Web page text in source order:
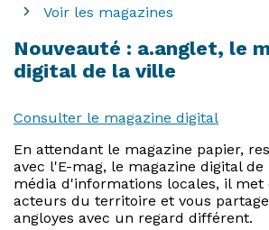
Voir les magazines
Nouveauté : a.anglet, le
digital de la ville
Consulter le magazine digital
En attendant le magazine papier,
avec l'E-mag, le magazine digital de
média d'informations locales, il met
acteurs du territoire et vous
angloyes avec un regard différent.